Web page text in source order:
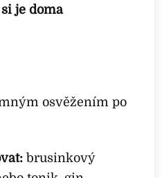
je doma
osvěžením po
brusinkový